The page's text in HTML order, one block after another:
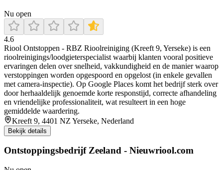
Nu open
4.6
Riool Ontstoppen - RBZ Rioolreiniging (Kreeft 9, Yerseke) is een
rioolreinigings/loodgieterspecialist waarbij klanten vooral positieve
ervaringen delen over snelheid, vakkundigheid en de manier waarop
verstoppingen worden opgespoord en opgelost (in enkele gevallen
met camera-inspectie). Op Google Places komt het bedrijf sterk over
door herhaaldelijk genoemde korte responstijd, correcte afhandeling
en vriendelijke professionaliteit, wat resulteert in een hoge
gemiddelde waardering.
Kreeft 9, 4401 NZ Yerseke, Nederland
Bekijk details
Ontstoppingsbedrijf Zeeland - Nieuwriool.com